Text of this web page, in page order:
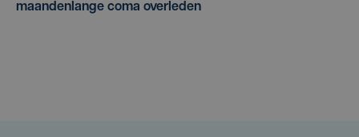
maandenlange coma overleden